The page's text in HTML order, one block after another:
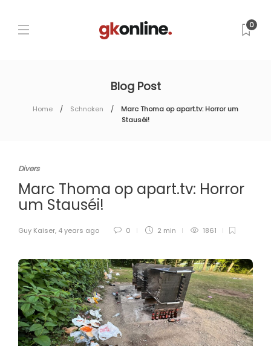
0
Blog Post
Home Schnoken
Marc Thoma op apart.tv: Horror um
Stauséi!
Divers
Marc Thoma op apart.tv: Horror
um Stauséi!
Guy Kaiser, 4 years ago 0 2 min 1861